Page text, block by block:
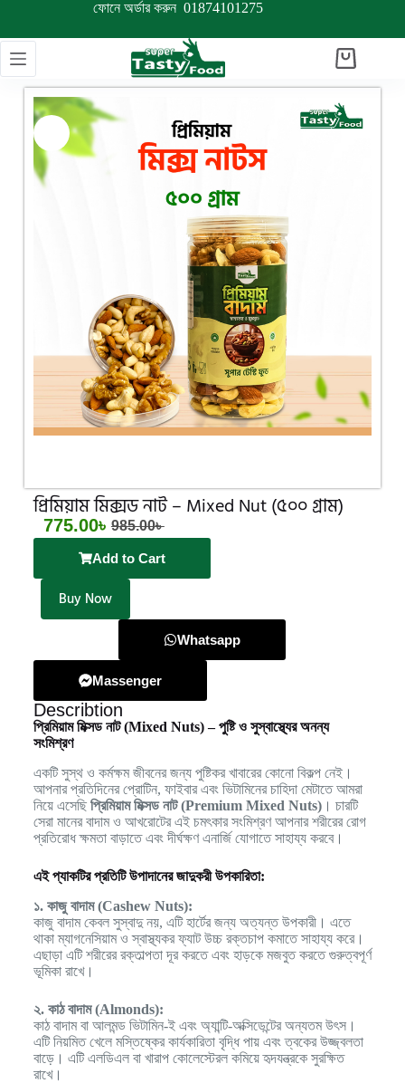
ফোনে অর্ডার করুন01874101275
প্রিমিয়াম মিক্সড নাট – Mixed Nut (৫০০ গ্রাম)
985.00৳
775.00৳
Add to Cart
Buy Now
Whatsapp
Massenger
Describtion
প্রিমিয়াম মিক্সড নাট (Mixed Nuts) – পুষ্টি ও সুস্বাস্থ্যের অনন্য
সংমিশ্রণ
একটি সুস্থ ও কর্মক্ষম জীবনের জন্য পুষ্টিকর খাবারের কোনো বিকল্প নেই।
আপনার প্রতিদিনের প্রোটিন, ফাইবার এবং ভিটামিনের চাহিদা মেটাতে আমরা
নিয়ে এসেছি প্রিমিয়াম মিক্সড নাট (Premium Mixed Nuts)। চারটি
সেরা মানের বাদাম ও আখরোটের এই চমৎকার সংমিশ্রণ আপনার শরীরের রোগ
প্রতিরোধ ক্ষমতা বাড়াতে এবং দীর্ঘক্ষণ এনার্জি যোগাতে সাহায্য করবে।
এই প্যাকটির প্রতিটি উপাদানের জাদুকরী উপকারিতা:
১. কাজু বাদাম (Cashew Nuts):
কাজু বাদাম কেবল সুস্বাদু নয়, এটি হার্টের জন্য অত্যন্ত উপকারী। এতে
থাকা ম্যাগনেসিয়াম ও স্বাস্থ্যকর ফ্যাট উচ্চ রক্তচাপ কমাতে সাহায্য করে।
এছাড়া এটি শরীরের রক্তাল্পতা দূর করতে এবং হাড়কে মজবুত করতে গুরুত্বপূর্ণ
ভূমিকা রাখে।
২. কাঠ বাদাম (Almonds):
কাঠ বাদাম বা আলমন্ড ভিটামিন-ই এবং অ্যান্টি-অক্সিডেন্টের অন্যতম উৎস।
এটি নিয়মিত খেলে মস্তিষ্কের কার্যকারিতা বৃদ্ধি পায় এবং ত্বকের উজ্জ্বলতা
বাড়ে। এটি এলডিএল বা খারাপ কোলেস্টেরল কমিয়ে হৃদযন্ত্রকে সুরক্ষিত
রাখে।